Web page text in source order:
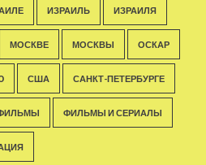
ИЗРАИЛЬ ИЗРАИЛЯ
МОСКВЕ МОСКВЫ ОСКАР
США САНКТ-ПЕТЕРБУРГЕ
ФИЛЬМЫ И СЕРИАЛЫ